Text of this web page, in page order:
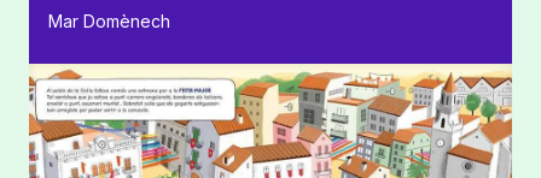
Mar Domènech